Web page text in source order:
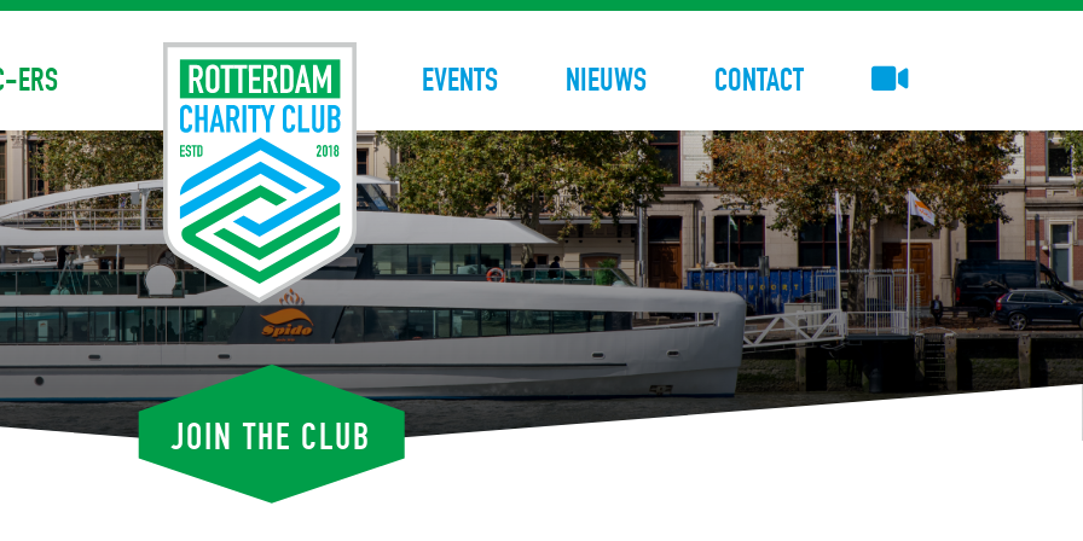
ERS EVENTS NIEUWS CONTACT
JOIN THE CLUB